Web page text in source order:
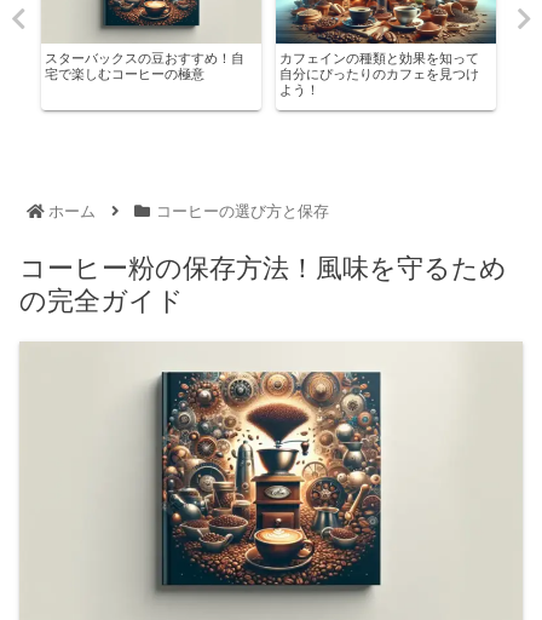
スターバックスの豆おすすめ！自
宅で楽しむコーヒーの極意
カフェインの種類と効果を知って
自分にぴったりのカフェを見つけ
よう！
ホーム コーヒーの選び方と保存
コーヒー粉の保存方法！風味を守るため
の完全ガイド